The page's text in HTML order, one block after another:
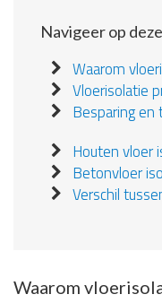
Navigeer op
Waarom
Vloerisolatie
Besparing en
Houten vloer
Betonvloer
Verschil
Waarom